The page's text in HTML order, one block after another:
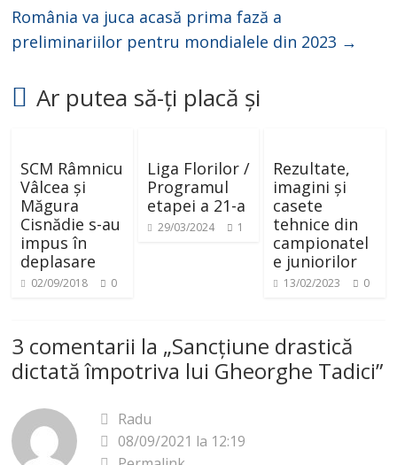
România va juca acasă prima fază a
preliminariilor pentru mondialele din 2023 →
Ar putea să-ți placă și
SCM Râmnicu
Vâlcea și
Măgura
Cisnădie s-au
impus în
deplasare
02/09/2018 0
Liga Florilor /
Programul
etapei a 21-a
29/03/2024 1
Rezultate,
imagini și
casete
tehnice din
campionatel
e juniorilor
13/02/2023 0
3 comentarii la „Sancțiune drastică
dictată împotriva lui Gheorghe Tadici”
Radu
08/09/2021 la 12:19